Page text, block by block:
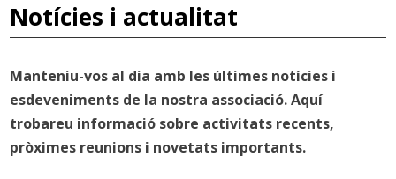
Notícies i actualitat
Manteniu-vos al dia amb les últimes notícies i
esdeveniments de la nostra associació. Aquí
trobareu informació sobre activitats recents,
pròximes reunions i novetats importants.